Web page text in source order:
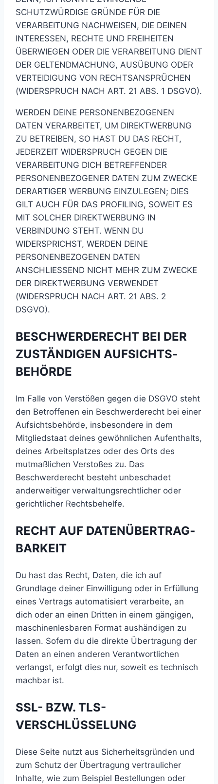
SCHUTZWÜRDIGE GRÜNDE FÜR DIE
VERARBEITUNG NACHWEISEN, DIE DEINEN
INTERESSEN, RECHTE UND FREIHEITEN
ÜBERWIEGEN ODER DIE VERARBEITUNG DIENT
DER GELTENDMACHUNG, AUSÜBUNG ODER
VERTEIDIGUNG VON RECHTSANSPRÜCHEN
(WIDERSPRUCH NACH ART. 21 ABS. 1 DSGVO).
WERDEN DEINE PERSONENBEZOGENEN
DATEN VERARBEITET, UM DIREKTWERBUNG
ZU BETREIBEN, SO HAST DU DAS RECHT,
JEDERZEIT WIDERSPRUCH GEGEN DIE
VERARBEITUNG DICH BETREFFENDER
PERSONENBEZOGENER DATEN ZUM ZWECKE
DERARTIGER WERBUNG EINZULEGEN; DIES
GILT AUCH FÜR DAS PROFILING, SOWEIT ES
MIT SOLCHER DIREKTWERBUNG IN
VERBINDUNG STEHT. WENN DU
WIDERSPRICHST, WERDEN DEINE
PERSONENBEZOGENEN DATEN
ANSCHLIESSEND NICHT MEHR ZUM ZWECKE
DER DIREKTWERBUNG VERWENDET
(WIDERSPRUCH NACH ART. 21 ABS. 2
DSGVO).
BESCHWERDE­RECHT BEI DER
ZUSTÄNDIGEN AUFSICHTS­
BEHÖRDE
Im Falle von Verstößen gegen die DSGVO steht
den Betroffenen ein Beschwerderecht bei einer
Aufsichtsbehörde, insbesondere in dem
Mitgliedstaat deines gewöhnlichen Aufenthalts,
deines Arbeitsplatzes oder des Orts des
mutmaßlichen Verstoßes zu. Das
Beschwerderecht besteht unbeschadet
anderweitiger verwaltungsrechtlicher oder
gerichtlicher Rechtsbehelfe.
RECHT AUF DATEN­ÜBERTRAG­
BARKEIT
Du hast das Recht, Daten, die ich auf
Grundlage deiner Einwilligung oder in Erfüllung
eines Vertrags automatisiert verarbeite, an
dich oder an einen Dritten in einem gängigen,
maschinenlesbaren Format aushändigen zu
lassen. Sofern du die direkte Übertragung der
Daten an einen anderen Verantwortlichen
verlangst, erfolgt dies nur, soweit es technisch
machbar ist.
SSL- BZW. TLS-
VERSCHLÜSSELUNG
Diese Seite nutzt aus Sicherheitsgründen und
zum Schutz der Übertragung vertraulicher
Inhalte, wie zum Beispiel Bestellungen oder